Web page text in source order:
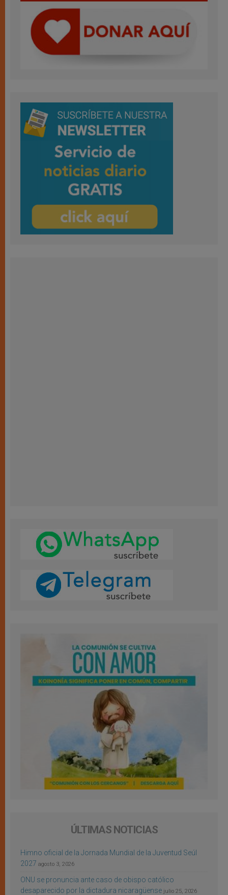
ÚLTIMAS NOTICIAS
Himno oficial de la Jornada Mundial de la Juventud Seúl
2027 agosto 3, 2026
ONU se pronuncia ante caso de obispo católico
desaparecido por la dictadura nicaragüense julio 25, 2026